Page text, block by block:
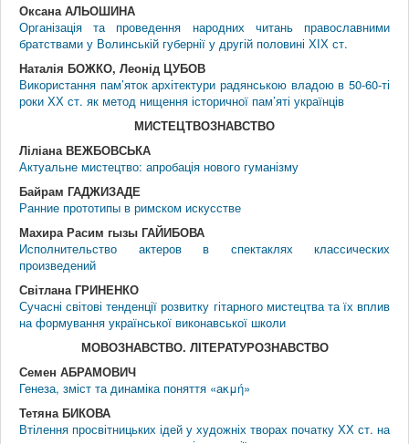
Оксана АЛЬОШИНА
Організація та проведення народних читань православними
братствами у Волинській губернії у другій половині ХІХ ст.
Наталія БОЖКО, Леонід ЦУБОВ
Використання пам’яток архітектури радянською владою в 50-60-ті
роки ХХ ст. як метод нищення історичної пам’яті українців
МИСТЕЦТВОЗНАВСТВО
Ліліана ВЕЖБОВСЬКА
Актуальне мистецтво: апробація нового гуманізму
Байрам ГАДЖИЗАДЕ
Ранние прототипы в римском искусстве
Махира Расим гызы ГАЙИБОВА
Исполнительство актеров в спектаклях классических
произведений
Світлана ГРИНЕНКО
Сучасні світові тенденції розвитку гітарного мистецтва та їх вплив
на формування української виконавської школи
МОВОЗНАВСТВО. ЛIТЕРАТУРОЗНАВСТВО
Семен АБРАМОВИЧ
Генеза, зміст та динаміка поняття «аκμή»
Тетяна БИКОВА
Втілення просвітницьких ідей у художніх творах початку ХХ ст. на